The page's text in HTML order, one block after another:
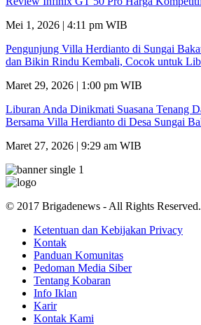
Mei 1, 2026 | 4:11 pm WIB
Pengunjung Villa Herdianto di Sungai
dan Bikin Rindu Kembali, Cocok untuk
Maret 29, 2026 | 1:00 pm WIB
Liburan Anda Dinikmati Suasana Tenang
Bersama Villa Herdianto di Desa Sungai
Maret 27, 2026 | 9:29 am WIB
© 2017 Brigadenews - All Rights Reserved.
Ketentuan dan Kebijakan Privacy
Kontak
Panduan Komunitas
Pedoman Media Siber
Tentang Kobaran
Info Iklan
Karir
Kontak Kami